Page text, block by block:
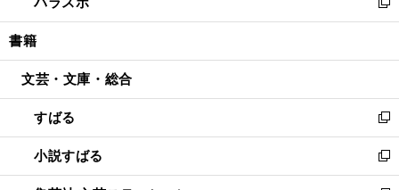
開
ド
ウ
開
ィ
ン
ウ
開
く
い
ウ
ン
ウ
で
開
く
新
し
ウ
ン
ド
ウ
で
開
書籍
文芸・文庫・総合
すばる
新
し
い
ウ
小説すばる
新
し